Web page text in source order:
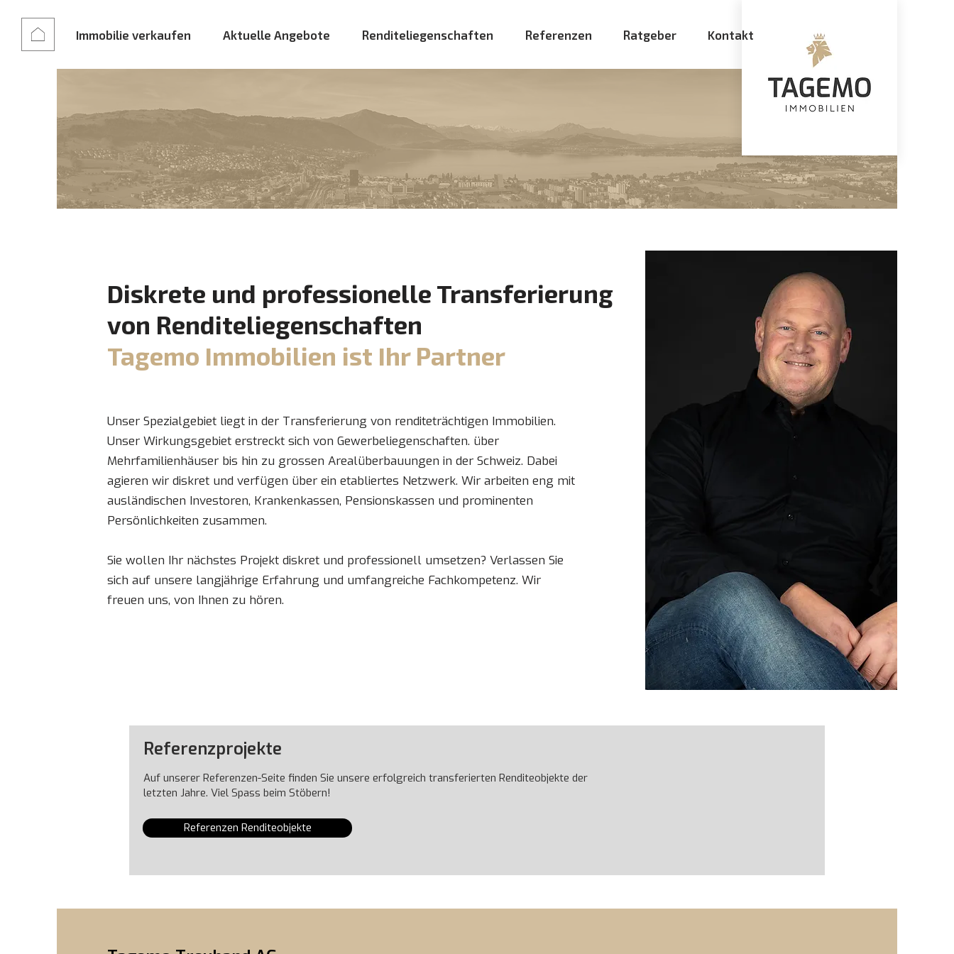
Immobilie verkaufen Aktuelle Angebote Renditeliegenschaften Referenzen Ratgeber Kontakt
Diskrete und professionelle Transferierung
von Renditeliegenschaften
Tagemo Immobilien ist Ihr Partner
Unser Spezialgebiet liegt in der Transferierung von renditeträchtigen Immobilien.
Unser Wirkungsgebiet erstreckt sich von Gewerbeliegenschaften. über
Mehrfamilienhäuser bis hin zu grossen Arealüberbauungen in der Schweiz. Dabei
agieren wir diskret und verfügen über ein etabliertes Netzwerk. Wir arbeiten eng mit
ausländischen Investoren, Krankenkassen, Pensionskassen und prominenten
Persönlichkeiten zusammen.
Sie wollen Ihr nächstes Projekt diskret und professionell umsetzen? Verlassen Sie
sich auf unsere langjährige Erfahrung und umfangreiche Fachkompetenz. Wir
freuen uns, von Ihnen zu hören.
078 777 66 66
heiner@tagemo.ch
Referenzprojekte
Auf unserer Referenzen-Seite finden Sie unsere erfolgreich transferierten Renditeobjekte der
letzten Jahre. Viel Spass beim Stöbern!
Referenzen Renditeobjekte